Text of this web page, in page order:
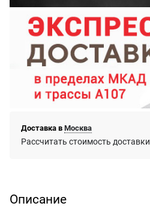
Доставка в Москва
Рассчитать стоимость доставки
Описание